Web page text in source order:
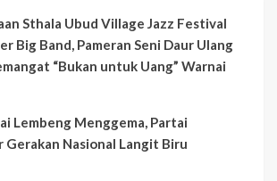
Sthala Ubud Village Jazz Festival
Big Band, Pameran Seni Daur Ulang
“Bukan untuk Uang” Warnai
Lembeng Menggema, Partai
Gerakan Nasional Langit Biru